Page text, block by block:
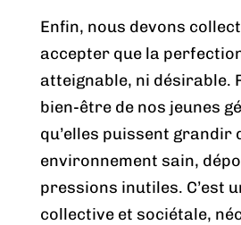
Enfin, nous devons
accepter que la
atteignable, ni désirable.
bien-être de nos jeunes
qu’elles puissent grandir
environnement sain,
pressions inutiles. C’est
collective et sociétale,